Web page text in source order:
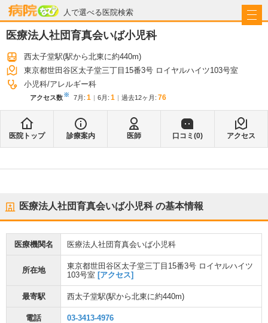
人で選べる医院検索
病院なび
医療法人社団育真会いば小児科
西太子堂駅(駅から北東に約440m)
東京都世田谷区太子堂三丁目15番3号 ロイヤルハイツ103号室
小児科 アレルギー科
アクセス数※ 7月 : 1 6月 : 1 過去12ヶ月: 76
医院トップ 診療案内 医師 口コミ(0) アクセス
医療法人社団育真会いば小児科の基本情報
医療機関名 医療法人社団育真会いば小児科
所在地
東京都世田谷区太子堂三丁目15番3号 ロイヤルハイツ
103号室 [アクセス]
最寄駅 西太子堂駅(駅から北東に約440m)
電話 03-3413-4976